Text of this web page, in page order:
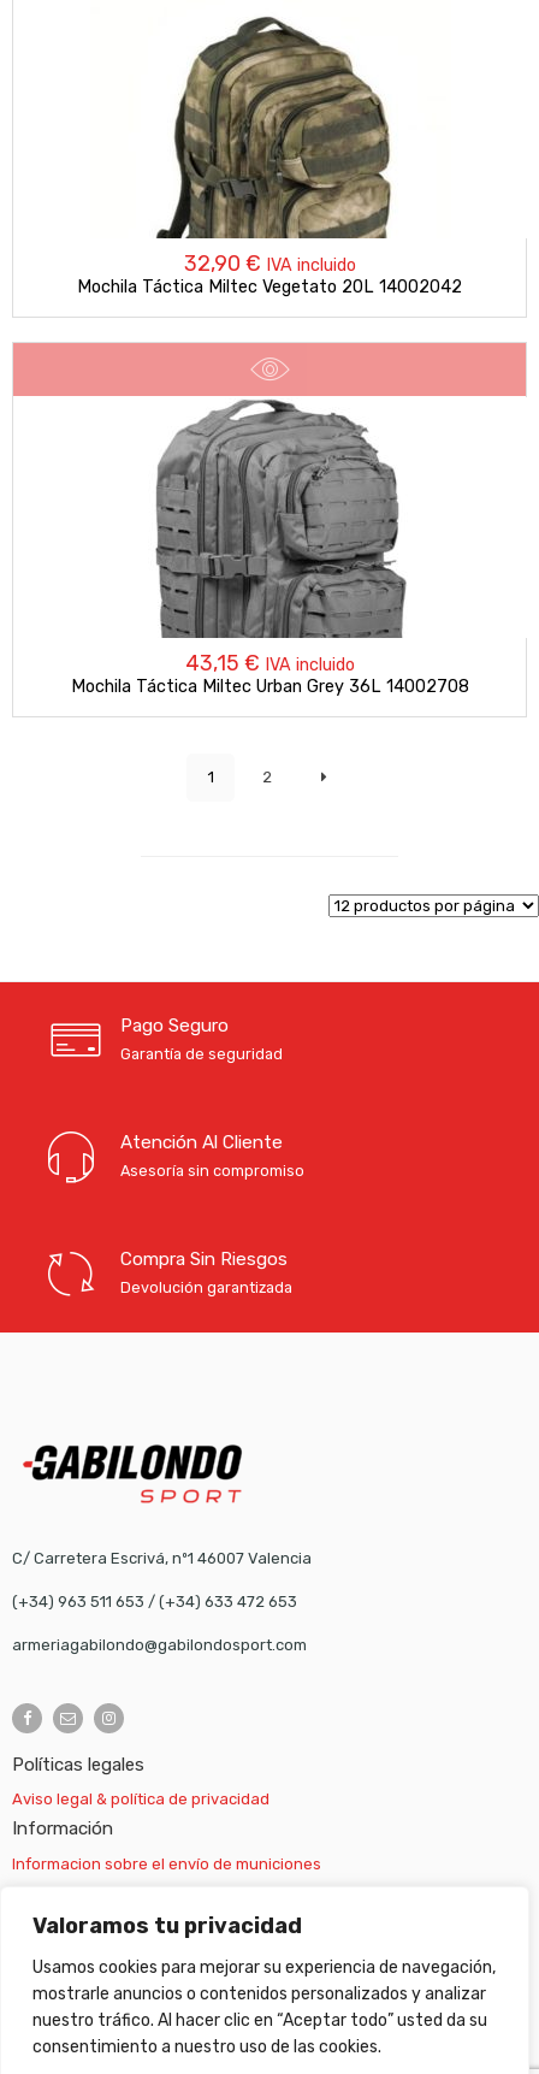
Valoramos tu privacidad
Usamos cookies para mejorar su experiencia de navegación,
mostrarle anuncios o contenidos personalizados y analizar
nuestro tráfico. Al hacer clic en “Aceptar todo” usted da su
consentimiento a nuestro uso de las cookies.
32,90 € IVA incluido
Mochila Táctica Miltec Vegetato 20L 14002042
43,15 € IVA incluido
Mochila Táctica Miltec Urban Grey 36L 14002708
1 2
Pago Seguro
Garantía de seguridad
Atención Al Cliente
Asesoría sin compromiso
Compra Sin Riesgos
Devolución garantizada
C/ Carretera Escrivá, nº1 46007 Valencia
(+34) 963 511 653 / (+34) 633 472 653
armeriagabilondo@gabilondosport.com
Políticas legales
Aviso legal & política de privacidad
Información
Informacion sobre el envío de municiones
Información sobre el envío de armas
Cambios y devoluciones
Suscripción newsletter